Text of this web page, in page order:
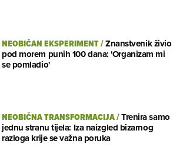
NEOBIČAN EKSPERIMENT/Znanstvenik živio
pod morem punih 100 dana: 'Organizam mi
se pomladio'
NEOBIČNA TRANSFORMACIJA/Trenira samo
jednu stranu tijela: Iza naizgled bizarnog
razloga krije se važna poruka